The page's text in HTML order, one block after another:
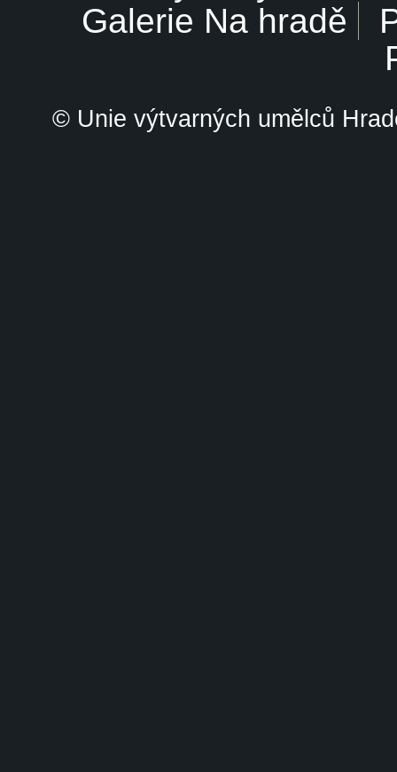
Galerie Na hradě
© Unie výtvarných umělců